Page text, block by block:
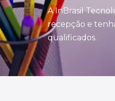
A InBrasil
recepção e
qualificados.